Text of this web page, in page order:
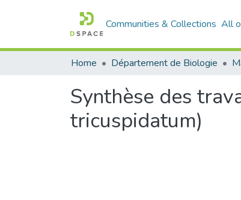
Communities & Collections All
Home Département de Biologie
Synthèse des
tricuspidatum)